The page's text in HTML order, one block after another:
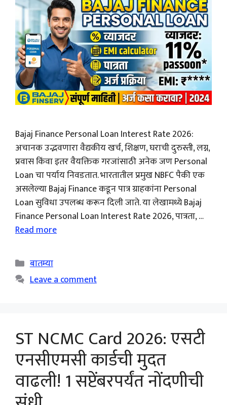
Bajaj Finance Personal Loan Interest Rate 2026:
अचानक उद्भवणारा वैद्यकीय खर्च, शिक्षण, घराची दुरुस्ती, लग्न,
प्रवास किंवा इतर वैयक्तिक गरजांसाठी अनेक जण Personal
Loan चा पर्याय निवडतात. भारतातील प्रमुख NBFC पैकी एक
असलेल्या Bajaj Finance कडून पात्र ग्राहकांना Personal
Loan सुविधा उपलब्ध करून दिली जाते. या लेखामध्ये Bajaj
Finance Personal Loan Interest Rate 2026, पात्रता, …
Read more
Categories
बातम्या
Leave a comment
ST NCMC Card 2026: एसटी
एनसीएमसी कार्डची मुदत
वाढली! 1 सप्टेंबरपर्यंत नोंदणीची